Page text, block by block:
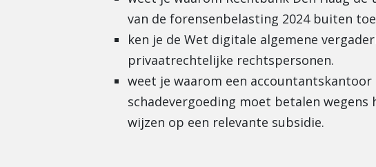
van de forensenbelasting 2024 buiten
ken je de Wet digitale algemene
privaatrechtelijke rechtspersonen.
weet je waarom een accountantskantoor
schadevergoeding moet betalen
wijzen op een relevante subsidie.